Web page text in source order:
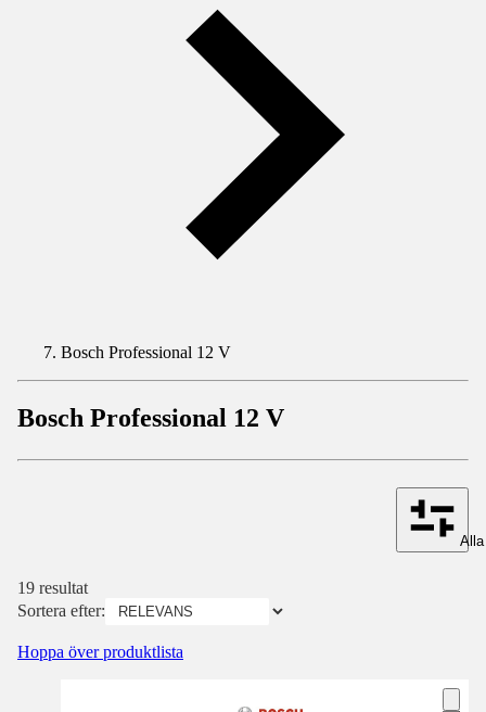
Bosch Professional 12 V
Bosch Professional 12 V
19 resultat
Sortera efter:
Hoppa över produktlista